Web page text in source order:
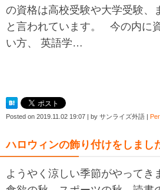
の資格は高校受験や大学受験、
と言われています。 今の内に
い方、 英語学…
Posted on 2019.11.02 19:07 | by サンライズ外語 |
ハロウィンの飾り付けをしまし
ようやく涼しい季節がやってき